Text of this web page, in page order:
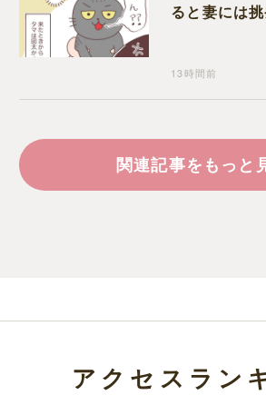
ると妻には
13時間前
関連記事をもっと
アクセスラン